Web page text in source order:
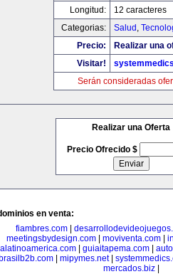
Longitud:
12 caracteres
Categorias:
Salud ,
Precio:
Realizar una
Visitar!
Serán consideradas
Realizar una Oferta
Precio Ofrecido $
en venta:
fiambres.com|
meetingsbydesign.com
moviventa.com
guiaitapema.com
brasilb2b.com
mipymes.net|
mercados.biz|